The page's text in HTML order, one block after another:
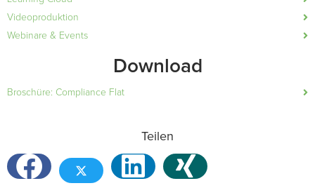
Videoproduktion
Webinare & Events
Download
Broschüre: Compliance Flat
Teilen